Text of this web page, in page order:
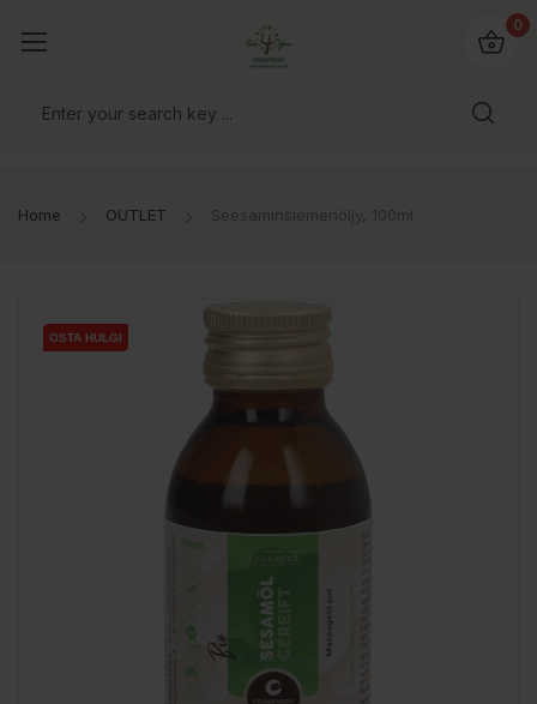
0
Home OUTLET Seesaminsiemenöljy, 100ml
OSTA HULGI
OSTA HULGI